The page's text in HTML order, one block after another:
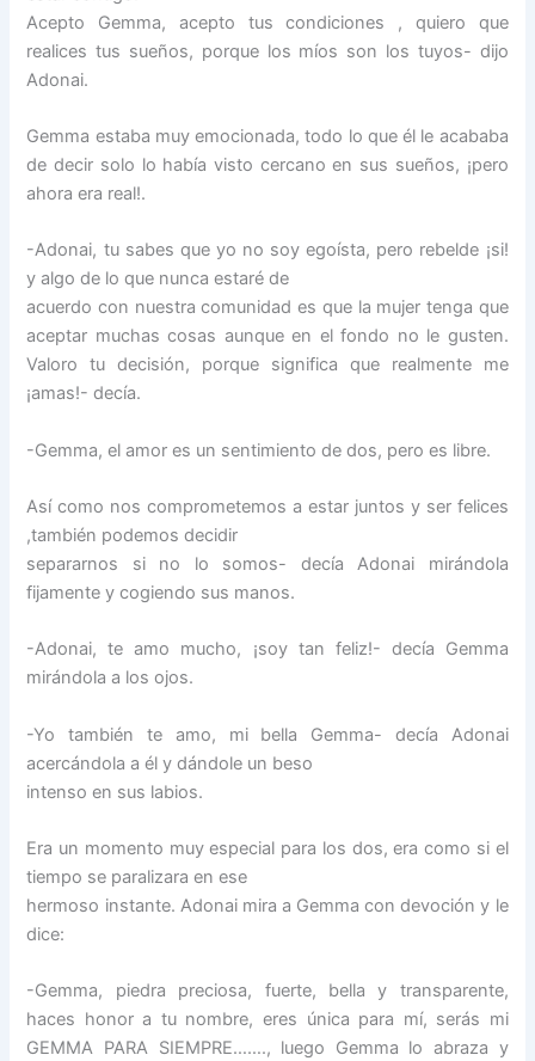
Acepto Gemma, acepto tus condiciones , quiero que
realices tus sueños, porque los míos son los tuyos- dijo
Adonai.
Gemma estaba muy emocionada, todo lo que él le acababa
de decir solo lo había visto cercano en sus sueños, ¡pero
ahora era real!.
-Adonai, tu sabes que yo no soy egoísta, pero rebelde ¡si!
y algo de lo que nunca estaré de
acuerdo con nuestra comunidad es que la mujer tenga que
aceptar muchas cosas aunque en el fondo no le gusten.
Valoro tu decisión, porque significa que realmente me
¡amas!- decía.
-Gemma, el amor es un sentimiento de dos, pero es libre.
Así como nos comprometemos a estar juntos y ser felices
,también podemos decidir
separarnos si no lo somos- decía Adonai mirándola
fijamente y cogiendo sus manos.
-Adonai, te amo mucho, ¡soy tan feliz!- decía Gemma
mirándola a los ojos.
-Yo también te amo, mi bella Gemma- decía Adonai
acercándola a él y dándole un beso
intenso en sus labios.
Era un momento muy especial para los dos, era como si el
tiempo se paralizara en ese
hermoso instante. Adonai mira a Gemma con devoción y le
dice:
-Gemma, piedra preciosa, fuerte, bella y transparente,
haces honor a tu nombre, eres única para mí, serás mi
GEMMA PARA SIEMPRE……., luego Gemma lo abraza y